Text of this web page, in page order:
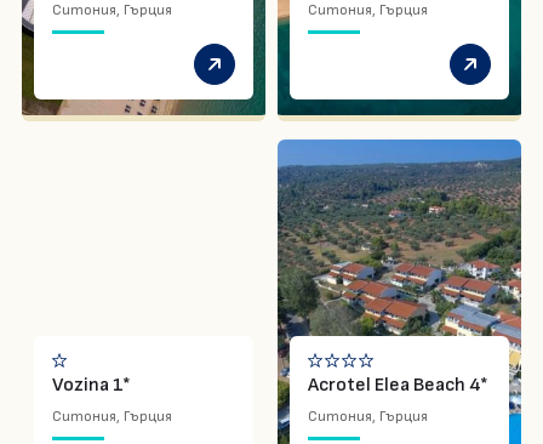
Ситония, Гърция Ситония, Гърция
Vozina 1*
Ситония, Гърция
Acrotel Elea Beach 4*
Ситония, Гърция